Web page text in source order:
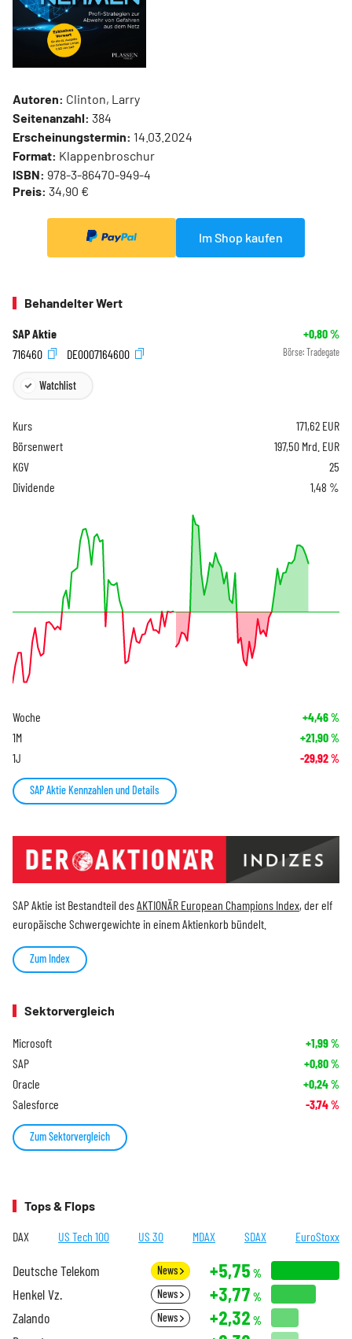
Autoren: Clinton, Larry
Seitenanzahl: 384
Erscheinungstermin: 14.03.2024
Format: Klappenbroschur
ISBN: 978-3-86470-949-4
Preis: 34,90 €
Im Shop kaufen
Behandelter Wert
SAP Aktie +0,80%
716460
DE0007164600 Börse: Tradegate
Watchlist
Kurs 171,62 EUR
Börsenwert
197,50 Mrd. EUR
KGV
25
Dividende
1,48 %
Woche +4,46%
1M +21,90%
1J -29,92%
SAP Aktie Kennzahlen und Details
SAP Aktie ist Bestandteil desAKTIONÄR European Champions Index, der elf
europäische Schwergewichte in einem Aktienkorb bündelt.
Zum Index
Sektorvergleich
Microsoft +1,99%
SAP +0,80%
Oracle +0,24%
Salesforce -3,74%
Zum Sektorvergleich
Tops & Flops
DAX US Tech 100 US 30 MDAX SDAX EuroStoxx
Deutsche Telekom News +5,75 %
Henkel Vz. News +3,77 %
Zalando News +2,32 %